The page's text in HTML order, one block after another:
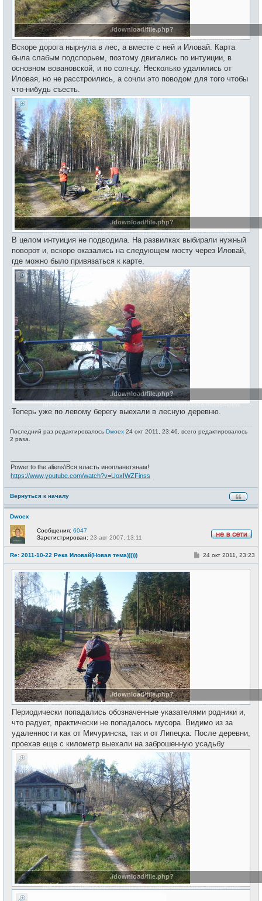
./download/file.php?
id=22178&sid=d883907ab1e417441919dad4fea0339c&mode=view
Вскоре дорога нырнула в лес, а вместе с ней и Иловай. Карта
была слабым подспорьем, поэтому двигались по интуиции, в
основном вовановской, и по солнцу. Несколько удалились от
Иловая, но не расстроились, а сочли это поводом для того чтобы
что-нибудь съесть.
./download/file.php?
id=22179&sid=d883907ab1e417441919dad4fea0339c&mode=view
В целом интуиция не подводила. На развилках выбирали нужный
поворот и, вскоре оказались на следующем мосту через Иловай,
где можно было привязаться к карте.
./download/file.php?
id=22181&sid=d883907ab1e417441919dad4fea0339c&mode=view
Теперь уже по левому берегу выехали в лесную деревню.
Последний раз редактировалось Dwoex 24 окт 2011, 23:46, всего редактировалось
2 раза.
Power to the aliens\Вся власть инопланетянам!
https://www.youtube.com/watch?v=UoxIWZFinss
Вернуться к началу
Dwoex
в
с
Сообщения: 6047
Зарегистрирован: 23 авг 2007, 13:11
Re: 2011-10-22 Река Иловай(Новая тема))))))
С
о
24 окт 2011, 23:23
./download/file.php?
id=22182&sid=d883907ab1e417441919dad4fea0339c&mode=view
Периодически попадались обозначенные указателями родники и,
что радует, практически не попадалось мусора. Видимо из за
удаленности как от Мичуринска, так и от Липецка. После деревни,
проехав еще с километр выехали на заброшенную усадьбу
./download/file.php?
id=22185&sid=d883907ab1e417441919dad4fea0339c&mode=view